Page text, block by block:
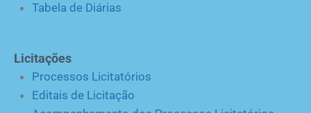
Tabela de Diárias
Licitações
Processos Licitatórios
Editais de Licitação